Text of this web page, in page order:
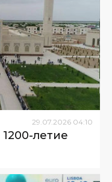
29 07 2026 04:10
летие